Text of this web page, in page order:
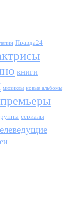
Правда24
книги
мюзиклы новые альбомы
премьеры
сериалы